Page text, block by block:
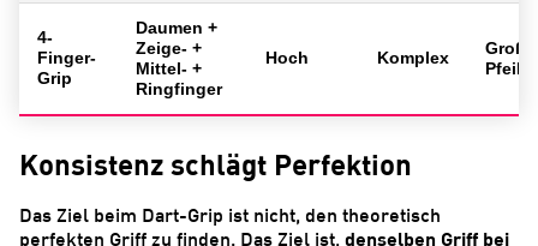
4-
Finger-
Grip
Daumen +
Zeige- +
Mittel- +
Ringfinger
Hoch Komplex
Pfeile
Konsistenz schlägt Perfektion
Das Ziel beim Dart-Grip ist nicht, den theoretisch
perfekten Griff zu finden. Das Ziel ist, denselben Griff bei